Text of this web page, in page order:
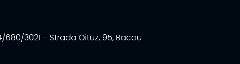
680/3021 – Strada Oituz, 95, Bacau